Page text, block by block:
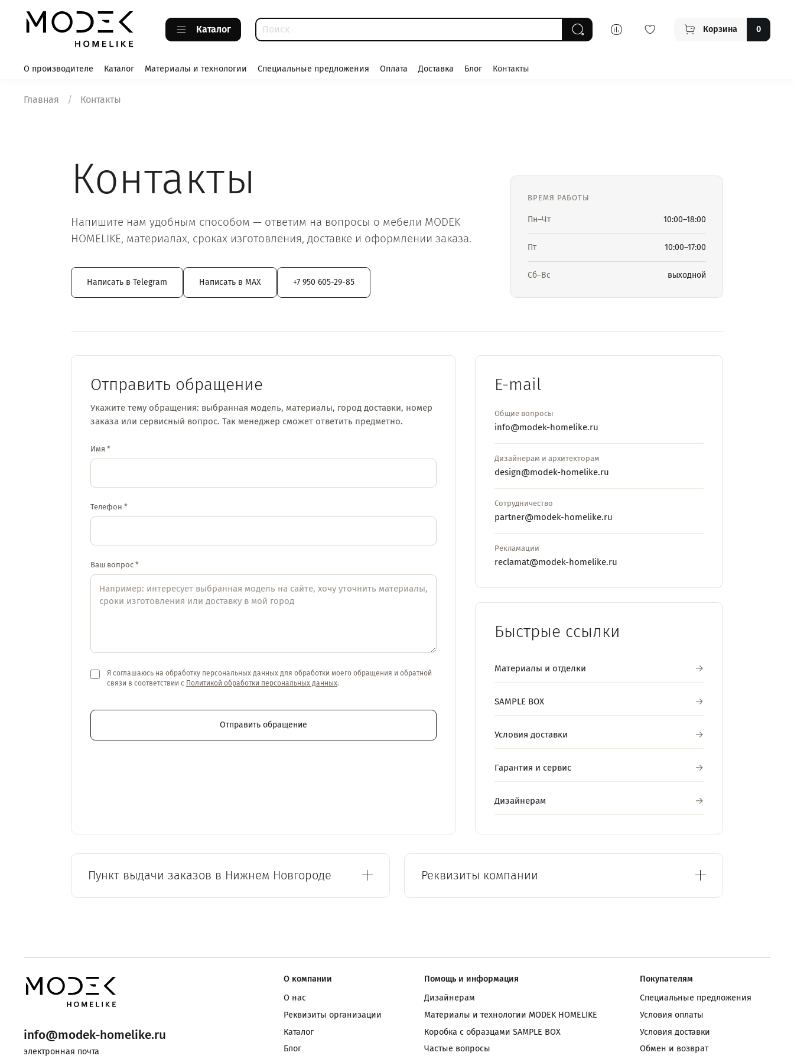
Каталог Корзина 0
О производителе Каталог Материалы и технологии Специальные предложения Оплата Доставка Блог Контакты
Главная Контакты
Контакты
Напишите нам удобным способом — ответим на вопросы о мебели MODEK
HOMELIKE, материалах, сроках изготовления, доставке и оформлении заказа.
Написать в Telegram Написать в MAX +7 950 605-29-85
ВРЕМЯ РАБОТЫ
Пн–Чт 10:00–18:00
Пт 10:00–17:00
Сб–Вс выходной
Отправить обращение
Укажите тему обращения: выбранная модель, материалы, город доставки, номер
заказа или сервисный вопрос. Так менеджер сможет ответить предметно.
Имя *
Телефон *
Ваш вопрос *
Я соглашаюсь на обработку персональных данных для обработки моего обращения и обратной
связи в соответствии с Политикой обработки персональных данных.
Отправить обращение
E-mail
Общие вопросы
info@modek-homelike.ru
Дизайнерам и архитекторам
design@modek-homelike.ru
Сотрудничество
partner@modek-homelike.ru
Рекламации
reclamat@modek-homelike.ru
Быстрые ссылки
Материалы и отделки
SAMPLE BOX
Условия доставки
Гарантия и сервис
Дизайнерам
Пункт выдачи заказов в Нижнем Новгороде Реквизиты компании
О компании
О нас
Реквизиты организации
Каталог
Блог
Помощь и информация
Дизайнерам
Материалы и технологии MODEK HOMELIKE
Коробка с образцами SAMPLE BOX
Частые вопросы
Покупателям
Специальные предложения
Условия оплаты
Условия доставки
Обмен и возврат
info@modek-homelike.ru
электронная почта